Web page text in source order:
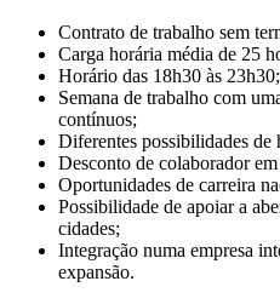
Contrato de trabalho sem
Carga horária média de 25
Horário das 18h30 às 23h30;
Semana de trabalho com
contínuos;
Diferentes possibilidades de
Desconto de colaborador
Oportunidades de carreira
Possibilidade de apoiar a
cidades;
Integração numa empresa
expansão.